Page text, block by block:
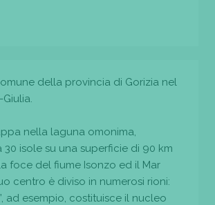
della provincia di Gorizia nel
Giulia.
nella laguna omonima,
isole su una superficie di 90 km
foce del fiume Isonzo ed il Mar
centro è diviso in numerosi rioni:
ad esempio, costituisce il nucleo